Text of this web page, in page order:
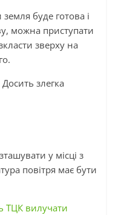
буде готова і
можна приступати
зверху на
злегка
у місці з
повітря має бути
ТЦК вилучати